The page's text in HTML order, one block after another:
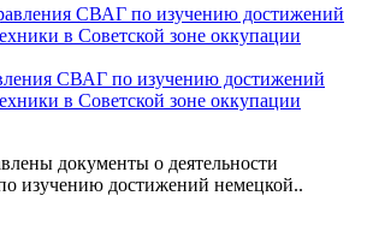
СВАГ по изучению достижений
в Советской зоне оккупации
документы о деятельности
изучению достижений немецкой..